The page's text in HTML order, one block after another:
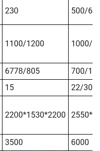
230 500/
1100/1200 1000/
6778/805
700/
15
22/30
2200*1530*2200
3500 6000